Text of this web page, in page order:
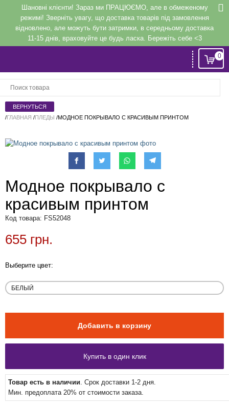
Шановні клієнти! Зараз ми ПРАЦЮЄМО, але в обмеженому
режимі! Зверніть увагу, що доставка товарів під замовлення
відновлено, але можуть бути затримки, в середньому доставка
11-15 днів, враховуйте це будь ласка. Бережіть себе <3
0
/ГЛАВНАЯ /ПЛЕДЫ /МОДНОЕ ПОКРЫВАЛО С КРАСИВЫМ ПРИНТОМ
Модное покрывало с
красивым принтом
Код товара: FS52048
655 грн.
Выберите цвет:
Товар есть в наличии. Срок доставки 1-2 дня.
Мин. предоплата 20% от стоимости заказа.
ВходилиРегистрация